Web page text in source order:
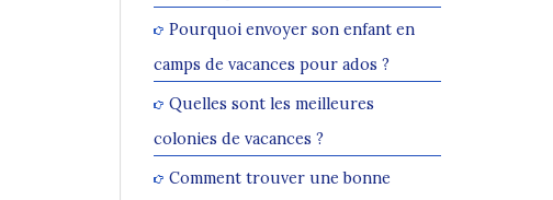
Pourquoi envoyer son enfant en
camps de vacances pour ados ?
Quelles sont les meilleures
colonies de vacances ?
Comment trouver une bonne